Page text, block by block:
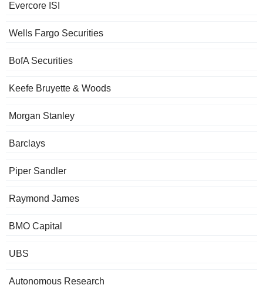
Evercore ISI
Wells Fargo Securities
BofA Securities
Keefe Bruyette & Woods
Morgan Stanley
Barclays
Piper Sandler
Raymond James
BMO Capital
UBS
Autonomous Research